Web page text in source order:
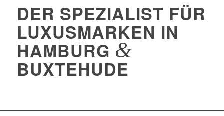
DER SPEZIALIST FÜR
LUXUSMARKEN IN
HAMBURG &
BUXTEHUDE